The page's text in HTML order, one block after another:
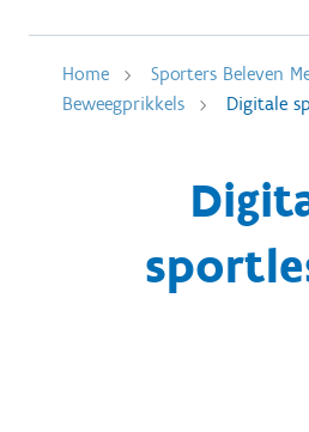
Home Sporters Beleven
Beweegprikkels
Digitale